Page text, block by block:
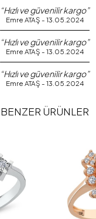
“Hızlı ve güvenilir kargo”
Emre ATAŞ - 13.05.2024
“Hızlı ve güvenilir kargo”
Emre ATAŞ - 13.05.2024
“Hızlı ve güvenilir kargo”
Emre ATAŞ - 13.05.2024
BENZER ÜRÜNLER